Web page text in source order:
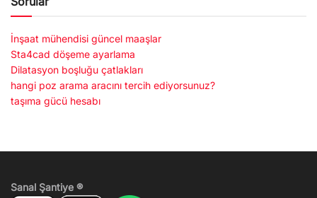
İnşaat mühendisi güncel maaşlar
Sta4cad döşeme ayarlama
Dilatasyon boşluğu çatlakları
hangi poz arama aracını tercih ediyorsunuz?
taşıma gücü hesabı
Sanal Şantiye ®